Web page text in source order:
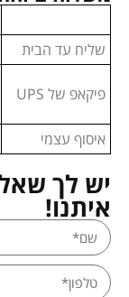
שליח עד הבית
פיקאפ של UPS
איסוף עצמי
יש לך
איתנו!